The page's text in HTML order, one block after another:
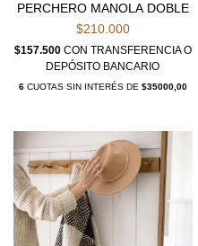
PERCHERO MANOLA DOBLE
$210.000
$157.500 CON TRANSFERENCIA O
DEPÓSITO BANCARIO
6CUOTAS SIN INTERÉS DE $35000,00